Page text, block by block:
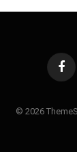
© 2026